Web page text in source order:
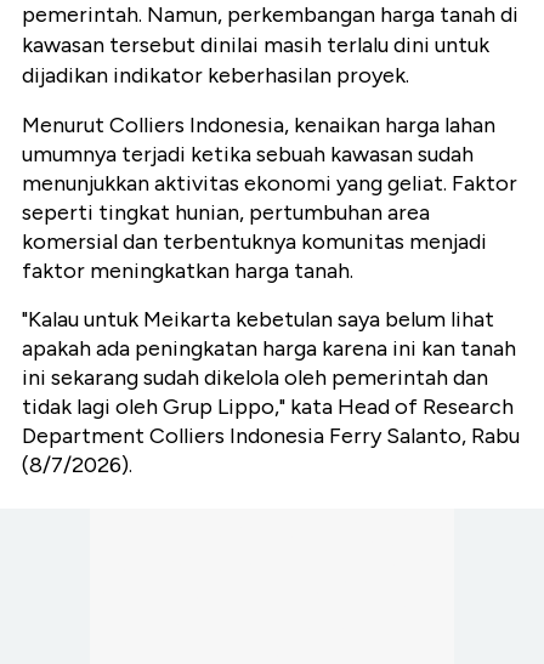
pemerintah. Namun, perkembangan harga tanah di
kawasan tersebut dinilai masih terlalu dini untuk
dijadikan indikator keberhasilan proyek.
Menurut Colliers Indonesia, kenaikan harga lahan
umumnya terjadi ketika sebuah kawasan sudah
menunjukkan aktivitas ekonomi yang geliat. Faktor
seperti tingkat hunian, pertumbuhan area
komersial dan terbentuknya komunitas menjadi
faktor meningkatkan harga tanah.
"Kalau untuk Meikarta kebetulan saya belum lihat
apakah ada peningkatan harga karena ini kan tanah
ini sekarang sudah dikelola oleh pemerintah dan
tidak lagi oleh Grup Lippo," kata Head of Research
Department Colliers Indonesia Ferry Salanto, Rabu
(8/7/2026).